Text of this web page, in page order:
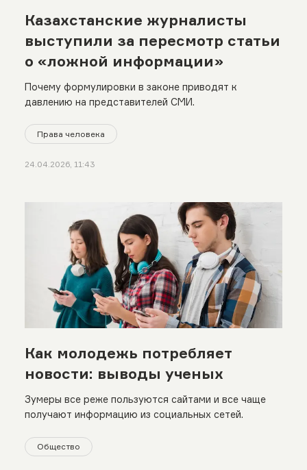
Казахстанские журналисты
выступили за пересмотр статьи
о «ложной информации»
Почему формулировки в законе приводят к
давлению на представителей СМИ.
Права человека
24.04.2026, 11:43
Как молодежь потребляет
новости: выводы ученых
Зумеры все реже пользуются сайтами и все чаще
получают информацию из социальных сетей.
Общество